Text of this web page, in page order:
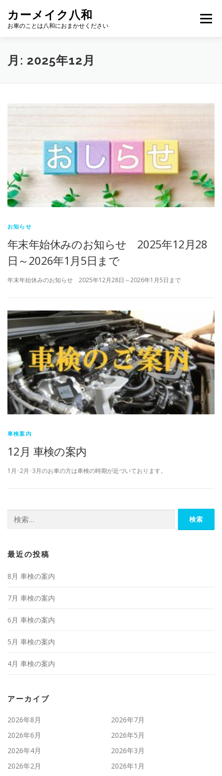
カーメイク八和
お車のことは八和におまかせください
メニュー
こだわり 新車カーリース
月: 2025年12月
お知らせ
年末年始休みのお知らせ 2025年12月28
日～2026年1月5日まで
年末年始休みのお知らせ 2025年12月28日～2026年1月5日まで
車検案内
12月 車検の案内
1月･2月･3月のお車の方は車検の時期が近づいております。
索:
最近の投稿
8月 車検の案内
7月 車検の案内
6月 車検の案内
5月 車検の案内
4月 車検の案内
アーカイブ
2026年8月
2026年7月
2026年6月
2026年5月
2026年4月
2026年3月
2026年2月
2026年1月